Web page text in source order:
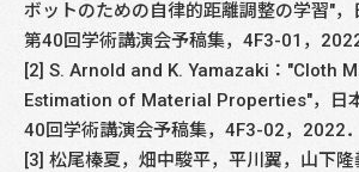
ボットのための自律的距離調整の学習"
第40回学術講演会予稿集，4F3-01，2022
[2] S. Arnold and K. Yamazaki："Cloth
Estimation of Material Properties"，日
40回学術講演会予稿集，4F3-02，2022．
[3] 松尾榛夏，畑中駿平，平川翼，山下